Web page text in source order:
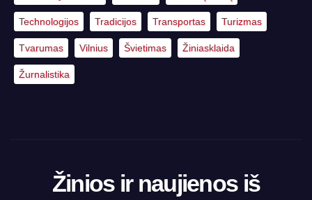
Technologijos Tradicijos Transportas Turizmas
Tvarumas Vilnius Švietimas Žiniasklaida
Žurnalistika
Žinios ir naujienos iš